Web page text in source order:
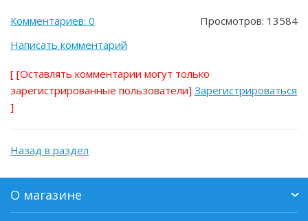
Комментариев: 0
Просмотров: 13584
Написать комментарий
[ [Оставлять комментарии могут только
зарегистрированные пользователи] Зарегистрироваться
]
Назад в раздел
О магазине